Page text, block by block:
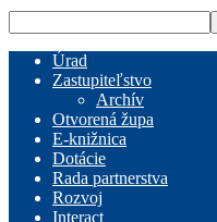
Úrad
Zastupiteľstvo
Archív
Otvorená župa
E-knižnica
Dotácie
Rada partnerstva
Rozvoj
Interact